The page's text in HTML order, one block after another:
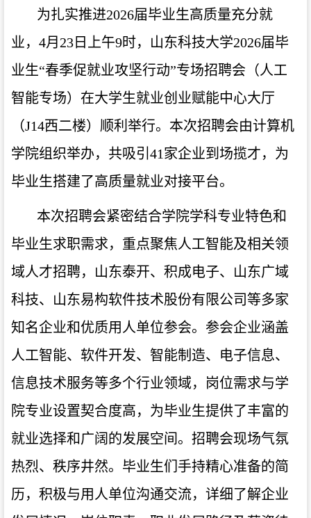
为扎实推进2026届毕业生高质量充分就
业，4月23日上午9时，山东科技大学2026届毕
业生“春季促就业攻坚行动”专场招聘会（人工
智能专场）在大学生就业创业赋能中心大厅
（J14西二楼）顺利举行。本次招聘会由计算机
学院组织举办，共吸引41家企业到场揽才，为
毕业生搭建了高质量就业对接平台。
本次招聘会紧密结合学院学科专业特色和
毕业生求职需求，重点聚焦人工智能及相关领
域人才招聘，山东泰开、积成电子、 山东广域
科技、山东易构软件技术股份有限公司等多家
知名企业和优质用人单位参会。参会企业涵盖
人工智能、软件开发、智能制造、电子信息、
信息技术服务等多个行业领域，岗位需求与学
院专业设置契合度高，为毕业生提供了丰富的
就业选择和广阔的发展空间。招聘会现场气氛
热烈、秩序井然。毕业生们手持精心准备的简
历，积极与用人单位沟通交流，详细了解企业